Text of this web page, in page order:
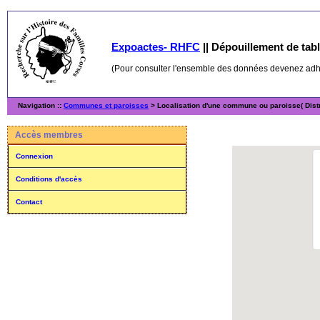
Expoactes- RHFC || Dépouillement de
(Pour consulter l'ensemble des données devenez
Navigation :: Communes et paroisses > Localisation d'une commune ou paroisse(
Accès membres
Connexion
Conditions d'accès
Contact